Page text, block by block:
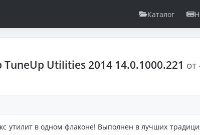
Каталог
Utilities 2014 14.0.1000.221 от
утилит в одном флаконе! Выполнен в лучших